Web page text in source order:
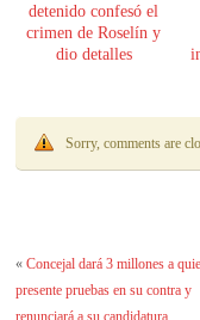
detenido confesó el
crimen de Roselín y
dio detalles
Sorry, comments are
«Concejal dará 3 millones a
presente pruebas en su contra y